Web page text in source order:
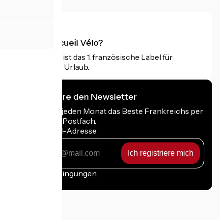
Was ist Accueil Vélo?
Accueil Vélo ist das 1. französische Label für
Radfahrer im Urlaub.
Ich abonniere den Newsletter
Erhalten Sie jeden Monat das Beste Frankreichs per
Rad in Ihrem Postfach.
Meine E-Mail-Adresse
Anmeldebedingungen